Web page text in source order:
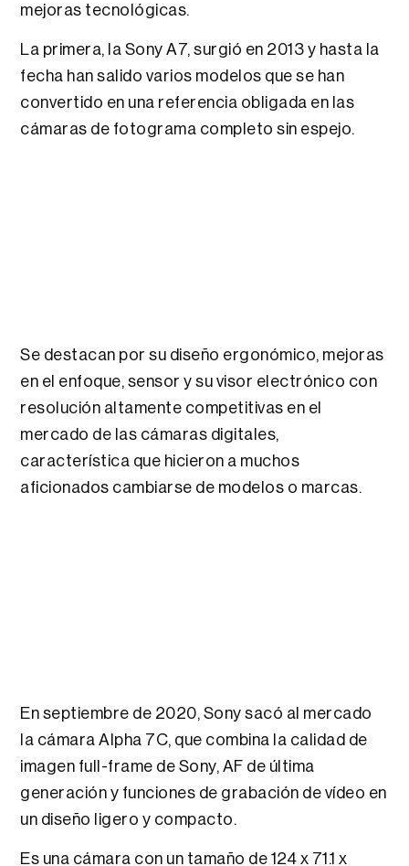
mejoras tecnológicas.
La primera, la Sony A7, surgió en 2013 y hasta la
fecha han salido varios modelos que se han
convertido en una referencia obligada en las
cámaras de fotograma completo sin espejo.
Se destacan por su diseño ergonómico, mejoras
en el enfoque, sensor y su visor electrónico con
resolución altamente competitivas en el
mercado de las cámaras digitales,
característica que hicieron a muchos
aficionados cambiarse de modelos o marcas.
En septiembre de 2020, Sony sacó al mercado
la cámara Alpha 7C, que combina la calidad de
imagen full-frame de Sony, AF de última
generación y funciones de grabación de vídeo en
un diseño ligero y compacto.
Es una cámara con un tamaño de 124 x 71.1 x